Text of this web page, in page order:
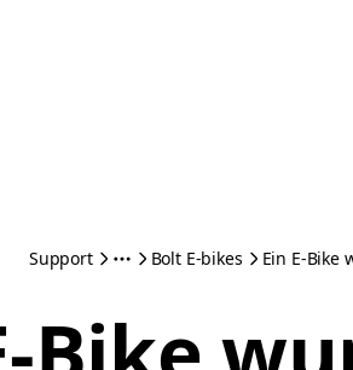
Support Bolt E-bikes Ein E-Bike